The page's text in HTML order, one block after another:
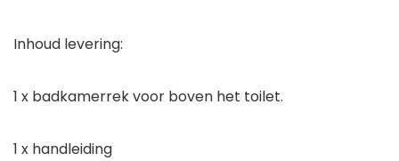
Inhoud levering:
1 x badkamerrek voor boven het toilet.
1 x handleiding